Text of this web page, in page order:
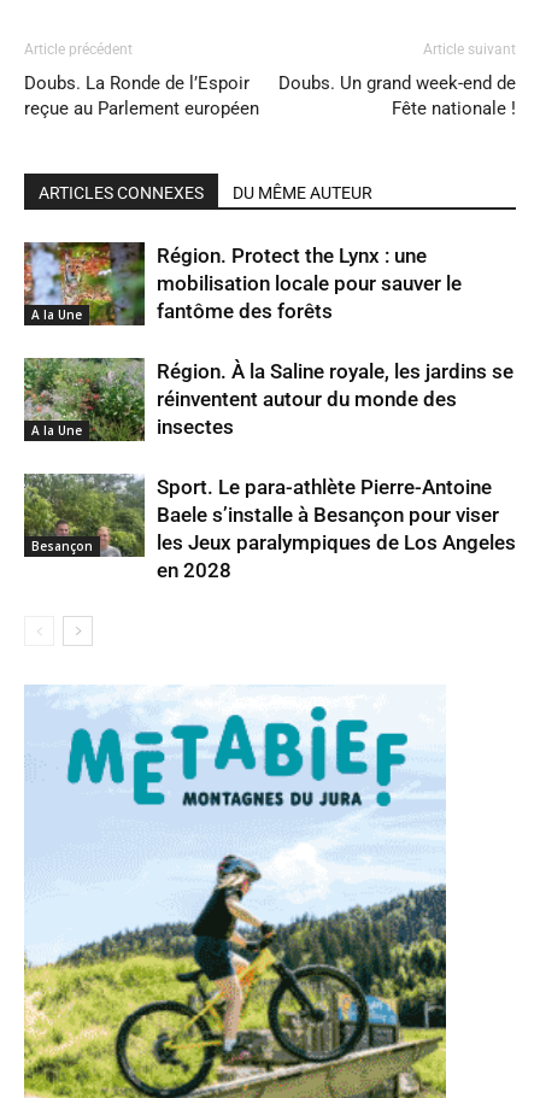
Article précédent
Doubs. La Ronde de l’Espoir
reçue au Parlement européen
Article suivant
Doubs. Un grand week-end de
Fête nationale !
ARTICLES CONNEXES DU MÊME AUTEUR
A la Une
Région. Protect the Lynx : une
mobilisation locale pour sauver le
fantôme des forêts
A la Une
Région. À la Saline royale, les jardins se
réinventent autour du monde des
insectes
Besançon
Sport. Le para-athlète Pierre-Antoine
Baele s’installe à Besançon pour viser
les Jeux paralympiques de Los Angeles
en 2028